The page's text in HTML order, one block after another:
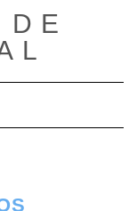
de navegación